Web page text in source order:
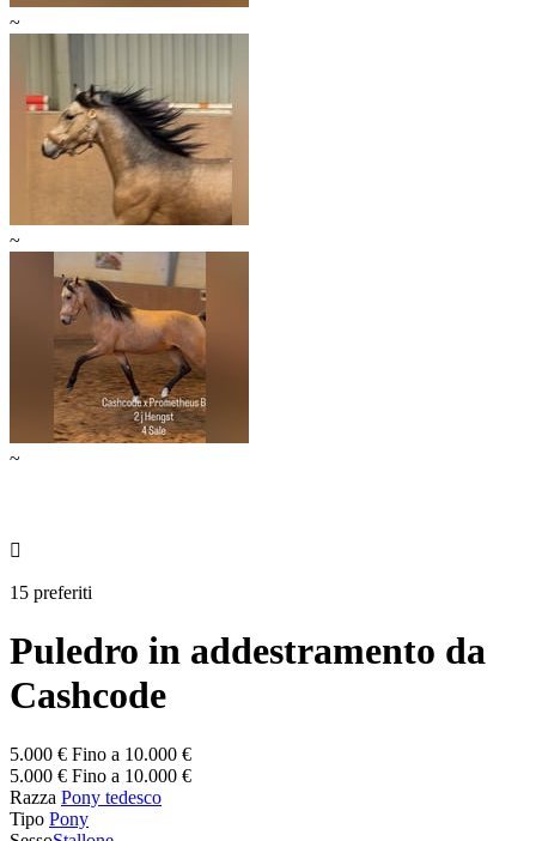
~
~
~

15 preferiti
Puledro in addestramento da
Cashcode
5.000 € Fino a 10.000 €
5.000 € Fino a 10.000 €
Razza Pony tedesco
Tipo Pony